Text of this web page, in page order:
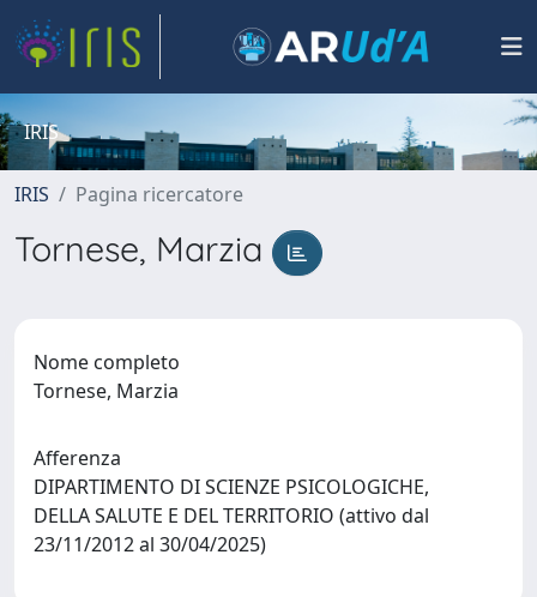
IRIS
IRIS Pagina ricercatore
Tornese, Marzia
Nome completo
Tornese, Marzia
Afferenza
DIPARTIMENTO DI SCIENZE PSICOLOGICHE,
DELLA SALUTE E DEL TERRITORIO (attivo dal
23/11/2012 al 30/04/2025)